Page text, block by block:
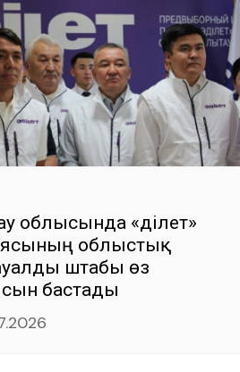
облысында «Әділет»
облыстық
штабы өз
бастады